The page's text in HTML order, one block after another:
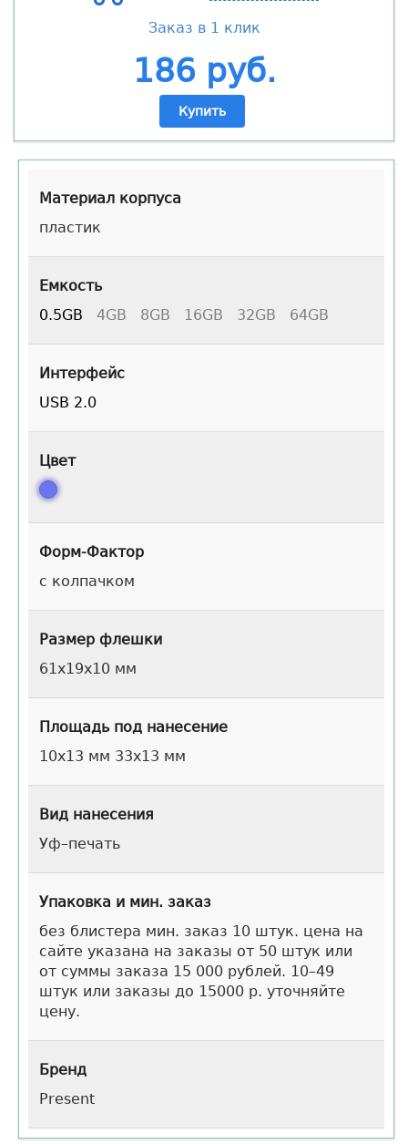
Заказ в 1 клик
186 руб.
Купить
Материал корпуса
пластик
Емкость
0.5GB
4GB 8GB 16GB 32GB 64GB
Интерфейс
USB 2.0
Цвет
Форм-Фактор
с колпачком
Размер флешки
61x19x10 мм
Площадь под нанесение
10x13 мм 33x13 мм
Вид нанесения
Уф–печать
Упаковка и мин. заказ
без блистера мин. заказ 10 штук. цена на
сайте указана на заказы от 50 штук или
от суммы заказа 15 000 рублей. 10–49
штук или заказы до 15000 р. уточняйте
цену.
Бренд
Present